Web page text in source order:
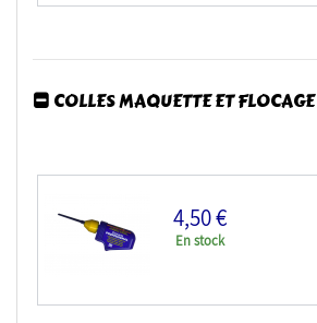
COLLES MAQUETTE ET FLOCAGE
4,50 €
En stock